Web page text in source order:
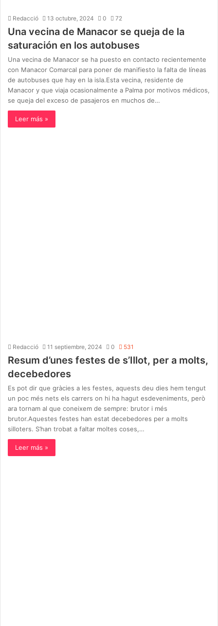
Redacció 13 octubre, 2024 0 72
Una vecina de Manacor se queja de la
saturación en los autobuses
Una vecina de Manacor se ha puesto en contacto recientemente
con Manacor Comarcal para poner de manifiesto la falta de líneas
de autobuses que hay en la isla.Esta vecina, residente de
Manacor y que viaja ocasionalmente a Palma por motivos médicos,
se queja del exceso de pasajeros en muchos de…
Leer más »
Redacció 11 septiembre, 2024 0 531
Resum d’unes festes de s’Illot, per a molts,
decebedores
Es pot dir que gràcies a les festes, aquests deu dies hem tengut
un poc més nets els carrers on hi ha hagut esdeveniments, però
ara tornam al que coneixem de sempre: brutor i més
brutor.Aquestes festes han estat decebedores per a molts
silloters. S’han trobat a faltar moltes coses,…
Leer más »